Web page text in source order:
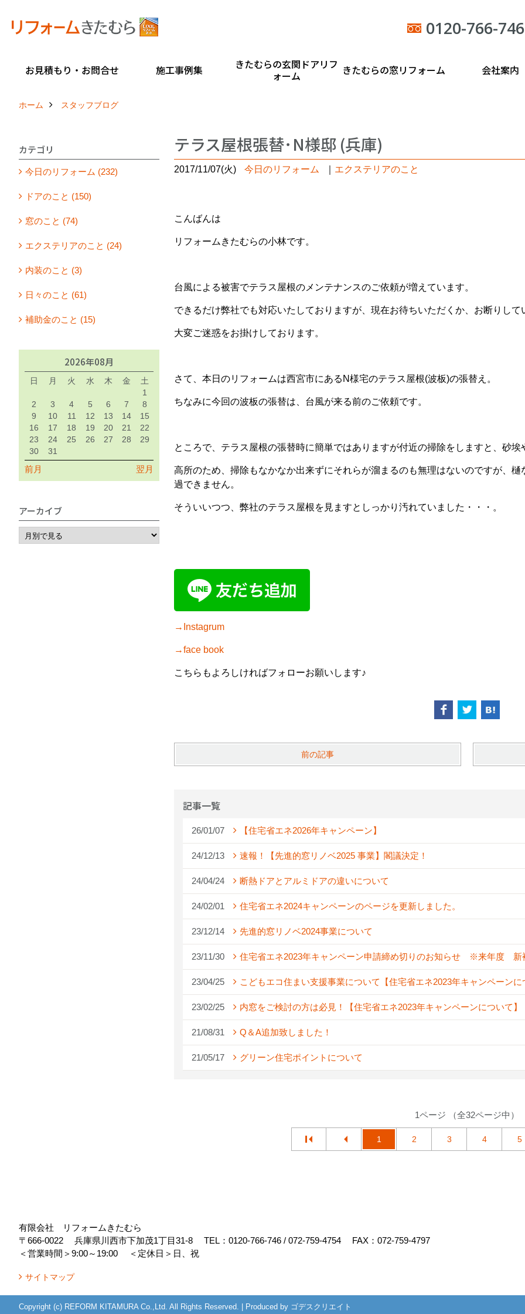
0120-766-746
お見積もり・お問合せ 施工事例集
きたむらの玄関ドアリフ
ォーム
きたむらの窓リフォーム 会社案内
ホーム スタッフブログ
テラス屋根張替･N様邸 (兵庫)
2017/11/07(火) 今日のリフォーム エクステリアのこと
こんばんは
リフォームきたむらの小林です。
台風による被害でテラス屋根のメンテナンスのご依頼が増えています。
できるだけ弊社でも対応いたしておりますが、現在お待ちいただくか、お断りし
大変ご迷惑をお掛けしております。
さて、本日のリフォームは西宮市にあるN様宅のテラス屋根(波板)の張替え。
ちなみに今回の波板の張替は、台風が来る前のご依頼です。
ところで、テラス屋根の張替時に簡単ではありますが付近の掃除をしますと、砂
高所のため、掃除もなかなか出来ずにそれらが溜まるのも無理はないのですが、
過できません。
そういいつつ、弊社のテラス屋根を見ますとしっかり汚れていました・・・。
→Instagrum
→face book
こちらもよろしければフォローお願いします♪
前の記事
記事一覧
26/01/07 【住宅省エネ2026年キャンペーン】
24/12/13 速報！【先進的窓リノベ2025 事業】閣議決定！
24/04/24 断熱ドアとアルミドアの違いについて
24/02/01 住宅省エネ2024キャンペーンのページを更新しました。
23/12/14 先進的窓リノベ2024事業について
23/11/30 住宅省エネ2023年キャンペーン申請締め切りのお知らせ ※来年度 新
23/04/25 こどもエコ住まい支援事業について【住宅省エネ2023年キャンペーンに
23/02/25 内窓をご検討の方は必見！【住宅省エネ2023年キャンペーンについて】
21/08/31 Q＆A追加致しました！
21/05/17 グリーン住宅ポイントについて
1ページ （全32ページ中）
1 2 3 4 5
カテゴリ
今日のリフォーム (232)
ドアのこと (150)
窓のこと (74)
エクステリアのこと (24)
内装のこと (3)
日々のこと (61)
補助金のこと (15)
2026年08月
日 月 火 水 木 金
土
1
2
3 4 5 6 7
8
9
10 11 12 13 14
15
16
17 18 19 20 21
22
23
24 25 26 27 28
29
30
31
前月 翌月
アーカイブ
有限会社 リフォームきたむら
〒666-0022
兵庫県川西市下加茂1丁目31-8 TEL： 0120-766-746 / 072-759-4754
FAX：072-759-4797
＜営業時間＞9:00～19:00
＜定休日＞日、祝
サイトマップ
Copyright (c) REFORM KITAMURA Co.,Ltd. All Rights Reserved. | Produced by ゴデスクリエイト